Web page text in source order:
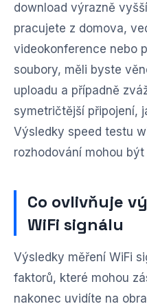
download výrazně
pracujete z domova,
videokonference nebo
soubory, měli byste
uploadu a případně
symetričtější připojení,
Výsledky speed testu
rozhodování mohou
Co ovlivňuje
WiFi signálu
Výsledky měření WiFi
faktorů, které mohou
nakonec uvidíte na